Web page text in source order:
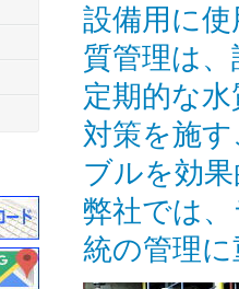
設備用に
質管理は
定期的な
対策を施
ブルを効
弊社では
統の管理